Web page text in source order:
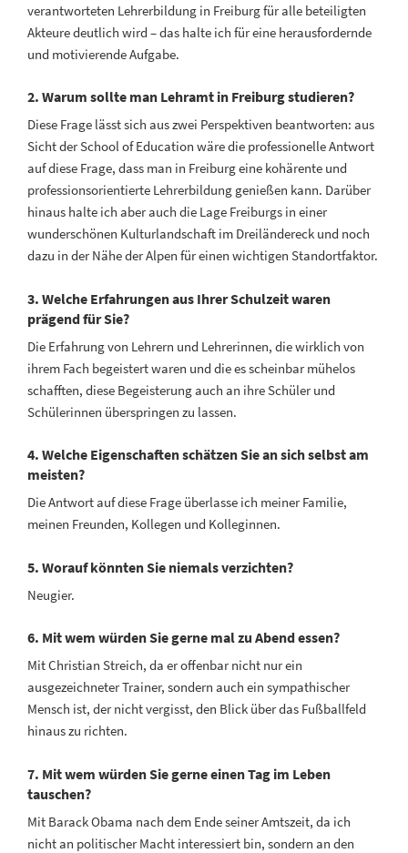
verantworteten Lehrerbildung in Freiburg für alle beteiligten
Akteure deutlich wird – das halte ich für eine herausfordernde
und motivierende Aufgabe.
2. Warum sollte man Lehramt in Freiburg studieren?
Diese Frage lässt sich aus zwei Perspektiven beantworten: aus
Sicht der School of Education wäre die professionelle Antwort
auf diese Frage, dass man in Freiburg eine kohärente und
professionsorientierte Lehrerbildung genießen kann. Darüber
hinaus halte ich aber auch die Lage Freiburgs in einer
wunderschönen Kulturlandschaft im Dreiländereck und noch
dazu in der Nähe der Alpen für einen wichtigen Standortfaktor.
3. Welche Erfahrungen aus Ihrer Schulzeit waren
prägend für Sie?
Die Erfahrung von Lehrern und Lehrerinnen, die wirklich von
ihrem Fach begeistert waren und die es scheinbar mühelos
schafften, diese Begeisterung auch an ihre Schüler und
Schülerinnen überspringen zu lassen.
4. Welche Eigenschaften schätzen Sie an sich selbst am
meisten?
Die Antwort auf diese Frage überlasse ich meiner Familie,
meinen Freunden, Kollegen und Kolleginnen.
5. Worauf könnten Sie niemals verzichten?
Neugier.
6. Mit wem würden Sie gerne mal zu Abend essen?
Mit Christian Streich, da er offenbar nicht nur ein
ausgezeichneter Trainer, sondern auch ein sympathischer
Mensch ist, der nicht vergisst, den Blick über das Fußballfeld
hinaus zu richten.
7. Mit wem würden Sie gerne einen Tag im Leben
tauschen?
Mit Barack Obama nach dem Ende seiner Amtszeit, da ich
nicht an politischer Macht interessiert bin, sondern an den